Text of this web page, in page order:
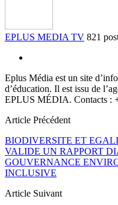
EPLUS MEDIA TV 821
Eplus Média est un site
d’éducation. Il est issu de
EPLUS MÉDIA. Contacts :
Article Précédent
BIODIVERSITE ET
VALIDE UN RAPPORT
GOUVERNANCE
INCLUSIVE
Article Suivant